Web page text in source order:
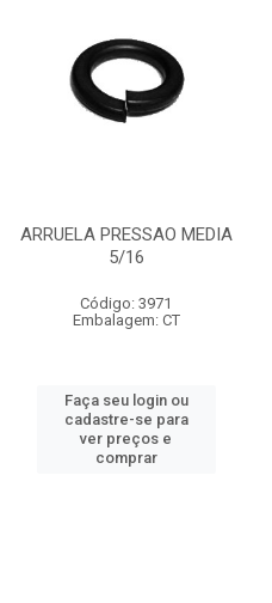
ARRUELA PRESSAO MEDIA
5/16
Código: 3971
Embalagem: CT
Faça seu login ou
cadastre-se para
ver preços e
comprar